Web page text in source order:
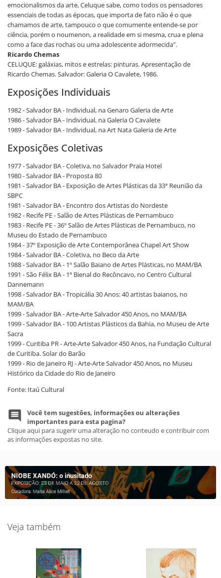
emocionalismos da arte, Celuque sabe, como todos os pensadores
essenciais de todas as épocas, que importa de fato não é o que
chamamos de arte, tampouco o que comumente entende-se por
ciência, porém o noumenon, a realidade em si mesma, crua e plena
como a face das rochas ou uma adolescente adormecida".
Ricardo Chemas
CELUQUE: galáxias, mitos e estrelas: pinturas. Apresentação de
Ricardo Chemas. Salvador: Galeria O Cavalete, 1986.
Exposições Individuais
1982 - Salvador BA - Individual, na Genaro Galeria de Arte
1986 - Salvador BA - Individual, na Galeria O Cavalete
1989 - Salvador BA - Individual, na Art Nata Galeria de Arte
Exposições Coletivas
1977 - Salvador BA - Coletiva, no Salvador Praia Hotel
1980 - Salvador BA - Proposta 80
1981 - Salvador BA - Exposição de Artes Plásticas da 33ª Reunião da
SBPC
1981 - Salvador BA - Encontro dos Artistas do Nordeste
1982 - Recife PE - Salão de Artes Plásticas de Pernambuco
1983 - Recife PE - 36º Salão de Artes Plásticas de Pernambuco, no
Museu do Estado de Pernambuco
1984 - 37º Exposição de Arte Contemporânea Chapel Art Show
1984 - Salvador BA - Coletiva, no Beco da Arte
1988 - Salvador BA - 1º Salão Baiano de Artes Plásticas, no MAM/BA
1991 - São Félix BA - 1ª Bienal do Recôncavo, no Centro Cultural
Dannemann
1998 - Salvador BA - Tropicália 30 Anos: 40 artistas baianos, no
MAM/BA
1999 - Salvador BA - Arte-Arte Salvador 450 Anos, no MAM/BA
1999 - Salvador BA - 100 Artistas Plásticos da Bahia, no Museu de Arte
Sacra
1999 - Curitiba PR - Arte-Arte Salvador 450 Anos, na Fundação Cultural
de Curitiba. Solar do Barão
1999 - Rio de Janeiro RJ - Arte-Arte Salvador 450 Anos, no Museu
Histórico da Cidade do Rio de Janeiro
Fonte: Itaú Cultural
Você tem sugestões, informações ou alterações
importantes para esta pagina?
Clique aqui para sugerir uma alteração no conteudo e contribuir com
as informações expostas no site.
Veja também